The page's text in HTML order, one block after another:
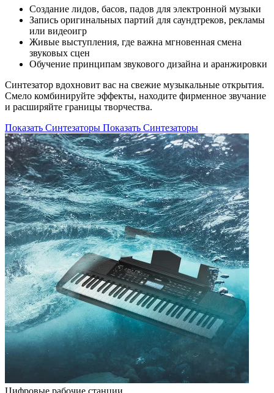
Создание лидов, басов, падов для электронной музыки
Запись оригинальных партий для саундтреков, рекламы
или видеоигр
Живые выступления, где важна мгновенная смена
звуковых сцен
Обучение принципам звукового дизайна и аранжировки
Синтезатор вдохновит вас на свежие музыкальные открытия.
Смело комбинируйте эффекты, находите фирменное звучание
и расширяйте границы творчества.
Показать Синтезаторы Показать Синтезаторы
Цифровые рабочие станции